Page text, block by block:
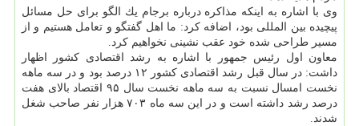
وی با اشاره به اینكه مذاكره درباره برجام یك الگو برای حل مسائل
پیچیده بین المللی بود، اضافه كرد: ما اهل گفتگو و تعامل هستیم و از
مسیر طراحی شده خود عقب نشینی نخواهیم كرد.
معاون اول رئیس جمهور با اشاره به رشد اقتصادی كشور اظهار
داشت: در سال قبل رشد اقتصادی كشور ۱۲ درصد بود و در سه ماهه
نخست امسال نسبت به سه ماهه نخست سال ۹۵ اقتصاد بالای هفت
درصد رشد داشته است و در این سه ماه ۷۰۳ هزار نفر صاحب شغل
شدند.